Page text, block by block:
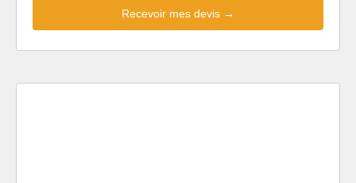
Recevoir mes devis →